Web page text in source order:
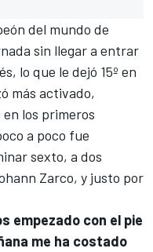
del mundo de
sin llegar a entrar
lo que le dejó 15º en
más activado,
los primeros
a poco fue
sexto, a dos
Zarco, y justo por
empezado con el pie
me ha costado